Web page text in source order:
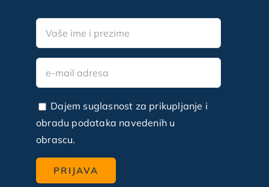
Dajem suglasnost za prikupljanje i
obradu podataka navedenih u
obrascu.